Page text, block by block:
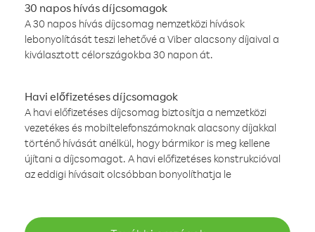
30 napos hívás díjcsomagok
A 30 napos hívás díjcsomag nemzetközi hívások
lebonyolítását teszi lehetővé a Viber alacsony díjaival a
kiválasztott célországokba 30 napon át.
Havi előfizetéses díjcsomagok
A havi előfizetéses díjcsomag biztosítja a nemzetközi
vezetékes és mobiltelefonszámoknak alacsony díjakkal
történő hívását anélkül, hogy bármikor is meg kellene
újítani a díjcsomagot. A havi előfizetéses konstrukcióval
az eddigi hívásait olcsóbban bonyolíthatja le